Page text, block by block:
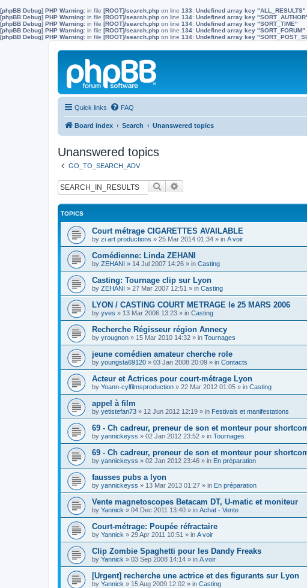
[phpBB Debug] PHP Warning: in file [ROOT]/search.php on line 133: Undefined array key "ALL_RESULTS"
[phpBB Debug] PHP Warning: in file [ROOT]/search.php on line 134: Undefined array key
[phpBB Debug] PHP Warning: in file [ROOT]/search.php on line 134: Undefined array key "SORT_TIME"
[phpBB Debug] PHP Warning: in file [ROOT]/search.php on line 134: Undefined array key "SORT_FORUM"
[phpBB Debug] PHP Warning: in file [ROOT]/search.php on line 134: Undefined array key
Quick links FAQ
Board index Search Unanswered topics
Unanswered topics
GO_TO_SEARCH_ADV
Search
TOPICS
Court métrage CIGARETTES AVAILABLE
by zi art productions » 25 Mar 2014 01:34 » in A voir
Comédienne: Linda ZEHANI
by ZEHANI » 14 Jul 2007 14:26 » in Casting
Casting: Tournage clip sur Lyon
by ZEHANI » 27 Mar 2007 12:51 » in Casting
LYON / CASTING COURT METRAGE le 25 MARS 2006
by yves » 13 Mar 2006 13:23 » in Casting
Recherche Régisseur région Annecy
by yrougnon » 15 Mar 2010 14:32 » in Tournages
jeune comédien amateur cherche role
by youngsta69120 » 03 Jan 2008 20:09 » in Contacts
Acteur et Actrices pour court-métrage Lyon
by Yoann-cylfilmsproduction » 22 Mar 2012 01:05 » in Casting
appel à film
by yetistefan73 » 12 Jun 2012 12:19 » in Festivals et manifestations
69 - Ch cadreur, preneur de son et monteur pour
by yannickeyss » 02 Jan 2012 23:52 » in Tournages
69 - Ch cadreur, preneur de son et monteur pour
by yannickeyss » 02 Jan 2012 23:46 » in En préparation
fausses pubs a lyon
by yannickeyss » 13 Mar 2013 01:27 » in En préparation
Vente magnetoscopes Betacam DT, U-matic et moniteur
by Yannick » 04 Dec 2011 13:40 » in Achat - Vente
Court-métrage: Poupée réfractaire
by Yannick » 29 Apr 2011 10:51 » in A voir
Clip Zombie Spaghetti pour les Dandy Freaks
by Yannick » 03 Sep 2008 14:14 » in A voir
[Urgent] recherche une actrice et des figurants sur Lyon
by Yannick » 15 Aug 2009 12:02 » in Casting